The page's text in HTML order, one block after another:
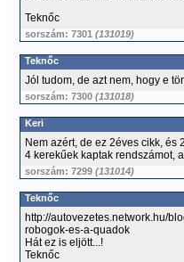
Teknőc
sorszám: 7301 (131019)
Teknőc
Jól tudom, de azt nem, hogy e
sorszám: 7300 (131018)
Keri
Nem azért, de ez 2éves cikk,
4 kerekűek kaptak rendszámot,
sorszám: 7299 (131014)
Teknőc
http://autovezetes.network.hu/
robogok-es-a-quadok
Hát ez is eljött...!
Teknőc